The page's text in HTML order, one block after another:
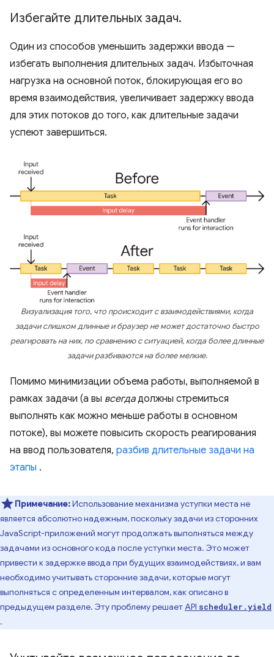
Избегайте длительных задач.
Один из способов уменьшить задержки ввода —
избегать выполнения длительных задач. Избыточная
нагрузка на основной поток, блокирующая его во
время взаимодействия, увеличивает задержку ввода
для этих потоков до того, как длительные задачи
успеют завершиться.
Визуализация того, что происходит с взаимодействиями, когда
задачи слишком длинные и браузер не может достаточно быстро
реагировать на них, по сравнению с ситуацией, когда более длинные
задачи разбиваются на более мелкие.
Помимо минимизации объема работы, выполняемой в
рамках задачи (а вы всегдадолжны стремиться
выполнять как можно меньше работы в основном
потоке), вы можете повысить скорость реагирования
на ввод пользователя, разбив длительные задачи на
этапы .
Примечание:Использование механизма уступки места не
является абсолютно надежным, поскольку задачи из сторонних
JavaScript-приложений могут продолжать выполняться между
задачами из основного кода после уступки места. Это может
привести к задержке ввода при будущих взаимодействиях, и вам
необходимо учитывать сторонние задачи, которые могут
выполняться с определенным интервалом, как описано в
предыдущем разделе. Эту проблему решает API scheduler.yield
.